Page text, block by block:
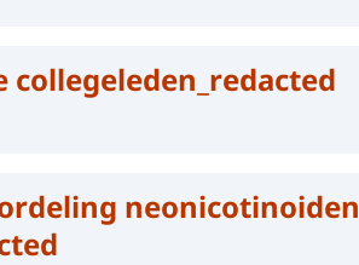
collegeleden_redacted
neonicotinoiden